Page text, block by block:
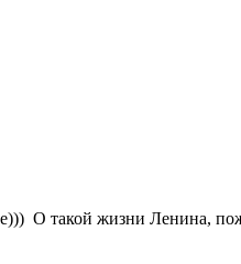
О такой жизни Ленина,